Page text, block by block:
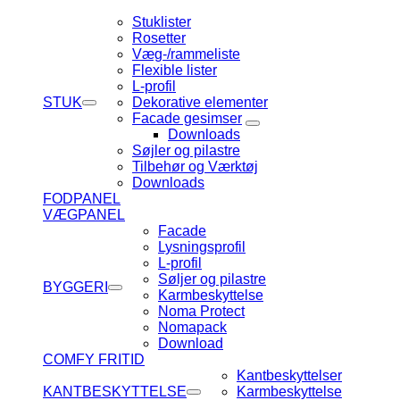
STUK
Stuklister
Rosetter
Væg-/rammeliste
Flexible lister
L-profil
Dekorative elementer
Facade gesimser
Downloads
Søjler og pilastre
Tilbehør og Værktøj
Downloads
FODPANEL
VÆGPANEL
BYGGERI
Facade
Lysningsprofil
L-profil
Søljer og pilastre
Karmbeskyttelse
Noma Protect
Nomapack
Download
COMFY FRITID
KANTBESKYTTELSE
Kantbeskyttelser
Karmbeskyttelse